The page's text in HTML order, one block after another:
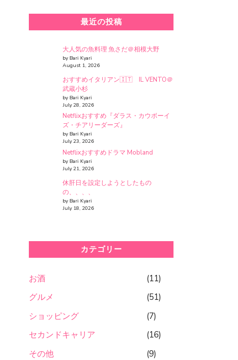
最近の投稿
大人気の魚料理 魚さだ＠相模大野
by Bari Kyari
August 1, 2026
おすすめイタリアン🇮🇹 IL VENTO＠
武蔵小杉
by Bari Kyari
July 28, 2026
Netflixおすすめ『ダラス・カウボーイ
ズ・チアリーダーズ』
by Bari Kyari
July 23, 2026
Netflixおすすめドラマ Mobland
by Bari Kyari
July 21, 2026
休肝日を設定しようとしたもの
の、、、、
by Bari Kyari
July 18, 2026
カテゴリー
お酒
(11)
グルメ
(51)
ショッピング
(7)
セカンドキャリア
(16)
その他
(9)